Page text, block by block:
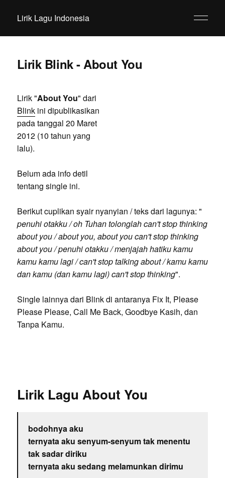
Lirik Lagu Indonesia
Lirik Blink - About You
Lirik "About You" dari
Blinkini dipublikasikan
pada tanggal 20 Maret
2012 (10 tahun yang
lalu).
Belum ada info detil
tentang single ini.
Berikut cuplikan syair nyanyian / teks dari lagunya: "
penuhi otakku / oh Tuhan tolonglah can't stop thinking
about you / about you, about you can't stop thinking
about you / penuhi otakku / menjajah hatiku kamu
kamu kamu lagi / can't stop talking about / kamu kamu
dan kamu (dan kamu lagi) can't stop thinking".
Single lainnya dari Blink di antaranya Fix It, Please
Please Please, Call Me Back, Goodbye Kasih, dan
Tanpa Kamu.
Lirik Lagu About You
bodohnya aku
ternyata aku senyum-senyum tak menentu
tak sadar diriku
ternyata aku sedang melamunkan dirimu